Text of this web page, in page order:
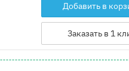
Добавить в
Заказать в 1